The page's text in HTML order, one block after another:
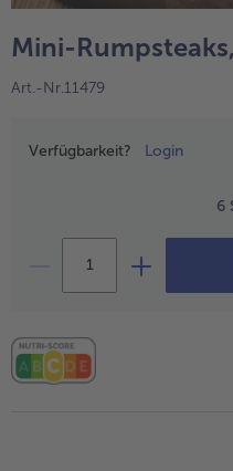
alle
alle bofrost*free
alle bofrost*plus.
Pflanzliche
Mini-
Art.-Nr.11479
Preisangabe
Verfügbarkeit? Login
6